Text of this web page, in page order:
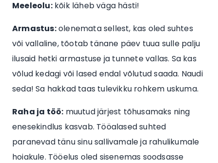
Meeleolu:kõik läheb väga hästi!
Armastus:olenemata sellest, kas oled suhtes
või vallaline, tõotab tänane päev tuua sulle palju
ilusaid hetki armastuse ja tunnete vallas. Sa kas
võlud kedagi või lased endal võlutud saada. Naudi
seda! Sa hakkad taas tulevikku rohkem uskuma.
Raha ja töö: muutud järjest tõhusamaks ning
enesekindlus kasvab. Tööalased suhted
paranevad tänu sinu sallivamale ja rahulikumale
hoiakule. Tööelus oled sisenemas soodsasse